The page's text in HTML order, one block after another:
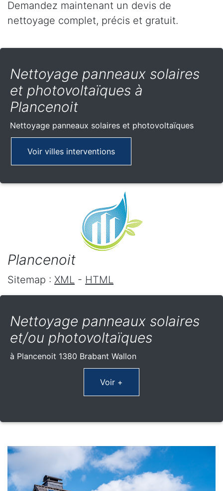
Demandez maintenant un devis de
nettoyage complet, précis et gratuit.
Nettoyage panneaux solaires
et photovoltaïques à
Plancenoit
Nettoyage panneaux solaires et photovoltaïques
Voir villes interventions
Plancenoit
Sitemap : XML - HTML
Nettoyage panneaux solaires
et/ou photovoltaïques
à Plancenoit 1380 Brabant Wallon
Voir +